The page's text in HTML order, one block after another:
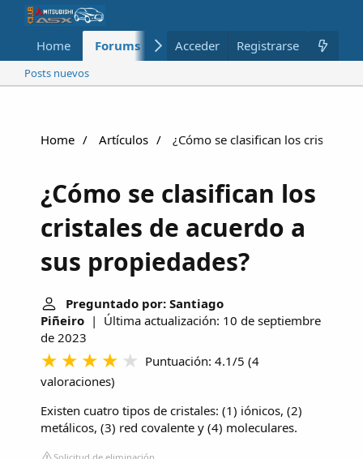
Home Forums Nuevo Miembros
Acceder Registrarse
Posts nuevos
Home Artículos ¿Cómo se clasifican los cristales
¿Cómo se clasifican los
cristales de acuerdo a
sus propiedades?
Preguntado por: Santiago
Piñeiro | Última actualización: 10 de septiembre
de 2023
Puntuación: 4.1/5 (4
valoraciones)
Existen cuatro tipos de cristales: (1) iónicos, (2)
metálicos, (3) red covalente y (4) moleculares.